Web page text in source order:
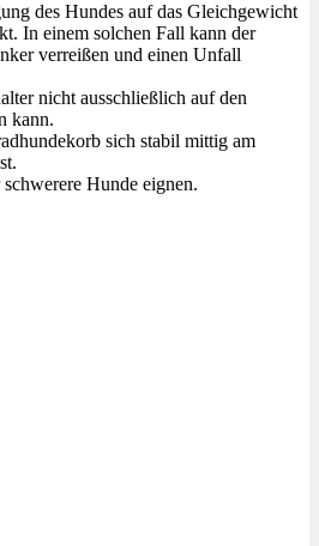
des Hundes auf das Gleichgewicht
In einem solchen Fall kann der
verreißen und einen Unfall
nicht ausschließlich auf den
kann.
sich stabil mittig am
Hunde eignen.